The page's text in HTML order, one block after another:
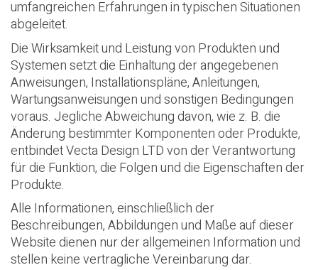
umfangreichen Erfahrungen in typischen Situationen
abgeleitet.
Die Wirksamkeit und Leistung von Produkten und
Systemen setzt die Einhaltung der angegebenen
Anweisungen, Installationspläne, Anleitungen,
Wartungsanweisungen und sonstigen Bedingungen
voraus. Jegliche Abweichung davon, wie z. B. die
Änderung bestimmter Komponenten oder Produkte,
entbindet Vecta Design LTD von der Verantwortung
für die Funktion, die Folgen und die Eigenschaften der
Produkte.
Alle Informationen, einschließlich der
Beschreibungen, Abbildungen und Maße auf dieser
Website dienen nur der allgemeinen Information und
stellen keine vertragliche Vereinbarung dar.